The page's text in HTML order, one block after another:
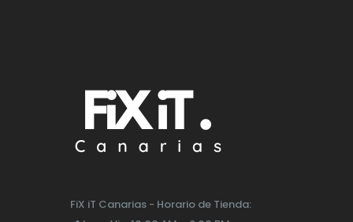
FiX iT Canarias - Horario de Tienda: